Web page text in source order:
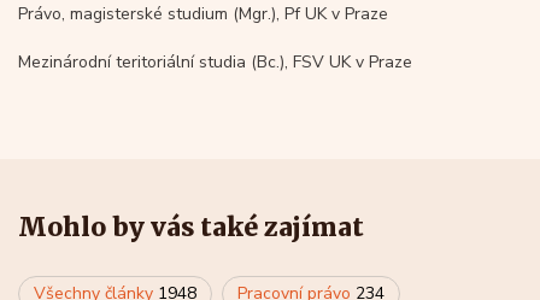
Právo, magisterské studium (Mgr.), Pf UK v Praze
Mezinárodní teritoriální studia (Bc.), FSV UK v Praze
Mohlo by vás také zajímat
Všechny články 1948 Pracovní právo 234